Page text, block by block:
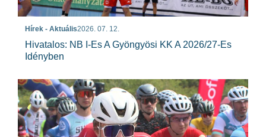
Hírek - Aktuális2026. 07. 12.
Hivatalos: NB I-Es A Gyöngyösi KK A 2026/27-Es
Idényben